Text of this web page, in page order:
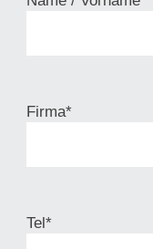
Firma*
Tel*